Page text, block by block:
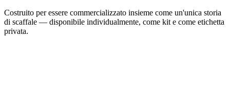
Costruito per essere commercializzato insieme come un'unica storia
di scaffale — disponibile individualmente, come kit e come etichetta
privata.